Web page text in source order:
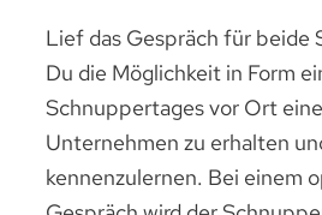
Lief das Gespräch für beide
Du die Möglichkeit in Form
Schnuppertages vor Ort
Unternehmen zu erhalten
kennenzulernen. Bei einem